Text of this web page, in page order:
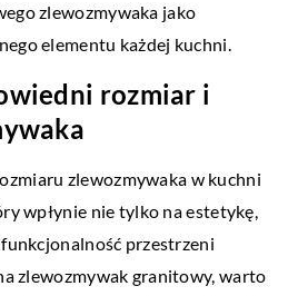
zlewozmywaka jako
elementu każdej kuchni.
rozmiar i
zlewozmywaka w kuchni
wpłynie nie tylko na estetykę,
przestrzeni
zlewozmywak granitowy, warto